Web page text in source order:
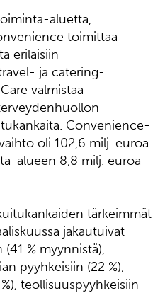
aluetta,
toimittaa
erilaisiin
ja catering-
valmistaa
Convenience-
oli 102,6 milj. euroa
alueen 8,8 milj. euroa
tärkeimmät
jakautuivat
% myynnistä),
pyyhkeisiin (22 %),
teollisuuspyyhkeisiin